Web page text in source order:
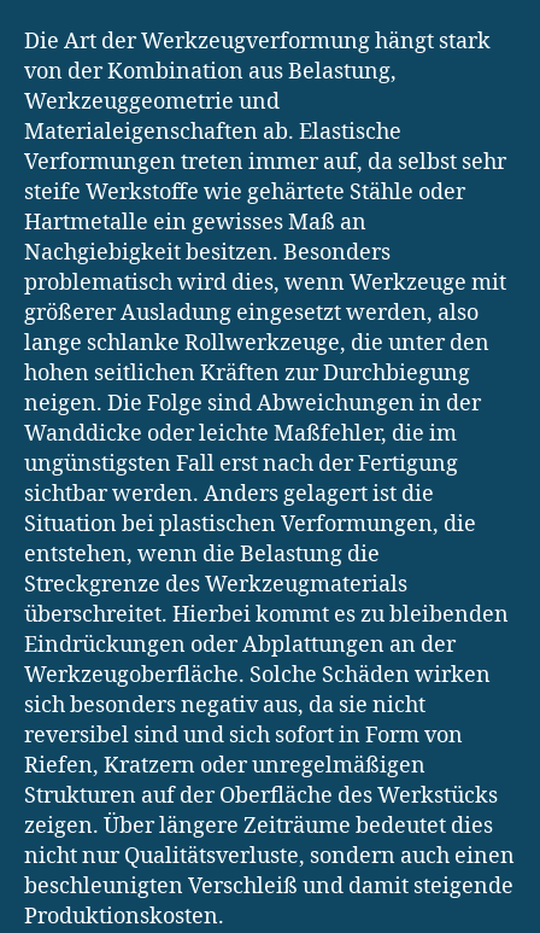
Die Art der Werkzeugverformung hängt stark
von der Kombination aus Belastung,
Werkzeuggeometrie und
Materialeigenschaften ab. Elastische
Verformungen treten immer auf, da selbst sehr
steife Werkstoffe wie gehärtete Stähle oder
Hartmetalle ein gewisses Maß an
Nachgiebigkeit besitzen. Besonders
problematisch wird dies, wenn Werkzeuge mit
größerer Ausladung eingesetzt werden, also
lange schlanke Rollwerkzeuge, die unter den
hohen seitlichen Kräften zur Durchbiegung
neigen. Die Folge sind Abweichungen in der
Wanddicke oder leichte Maßfehler, die im
ungünstigsten Fall erst nach der Fertigung
sichtbar werden. Anders gelagert ist die
Situation bei plastischen Verformungen, die
entstehen, wenn die Belastung die
Streckgrenze des Werkzeugmaterials
überschreitet. Hierbei kommt es zu bleibenden
Eindrückungen oder Abplattungen an der
Werkzeugoberfläche. Solche Schäden wirken
sich besonders negativ aus, da sie nicht
reversibel sind und sich sofort in Form von
Riefen, Kratzern oder unregelmäßigen
Strukturen auf der Oberfläche des Werkstücks
zeigen. Über längere Zeiträume bedeutet dies
nicht nur Qualitätsverluste, sondern auch einen
beschleunigten Verschleiß und damit steigende
Produktionskosten.